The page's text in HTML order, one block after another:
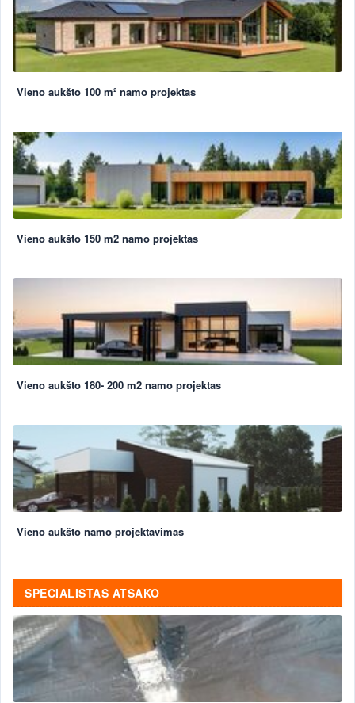
Vieno aukšto 100 m² namo projektas
Vieno aukšto 150 m2 namo projektas
Vieno aukšto 180- 200 m2 namo projektas
Vieno aukšto namo projektavimas
SPECIALISTAS ATSAKO